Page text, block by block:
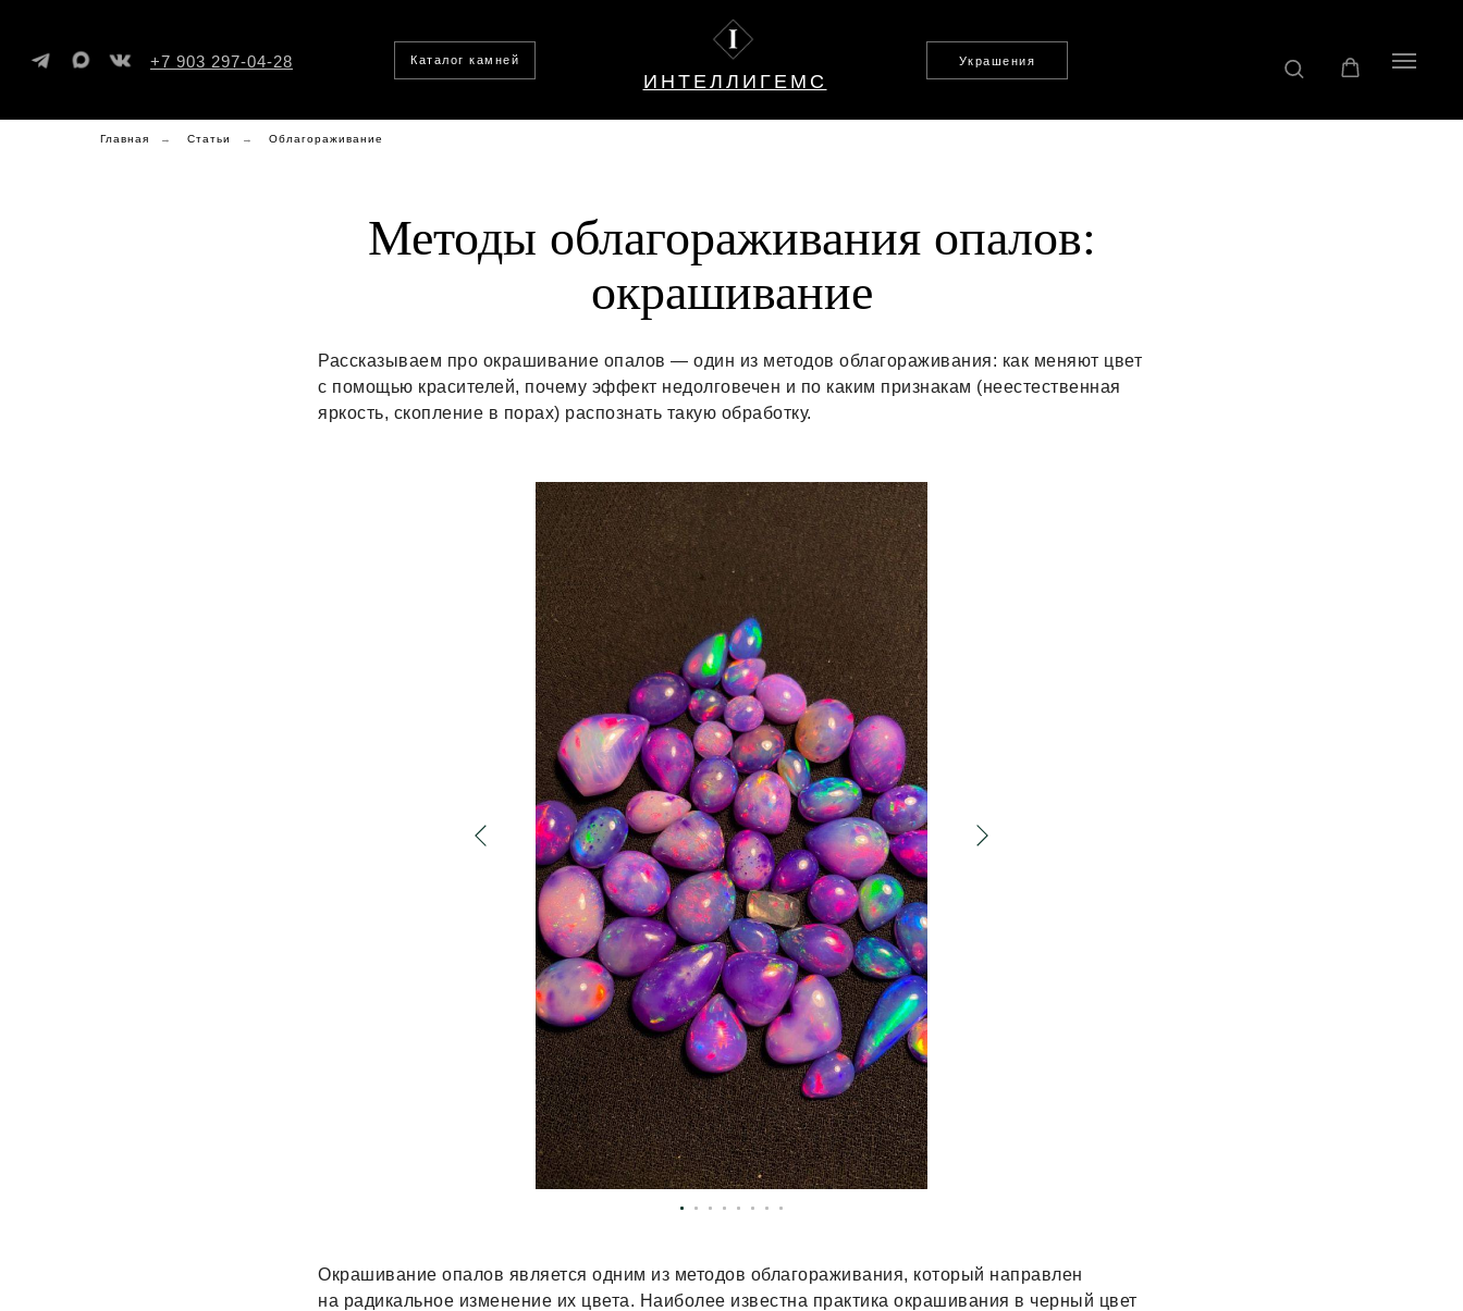
ИНТЕЛЛИГЕМС
Украшения
Каталог камней
+7 903 297-04-28
Главная → Статьи → Облагораживание
Методы облагораживания опалов:
окрашивание
Рассказываем про окрашивание опалов — один из методов облагораживания: как меняют цвет
с помощью красителей, почему эффект недолговечен и по каким признакам (неестественная
яркость, скопление в порах) распознать такую обработку.
Окрашивание опалов является одним из методов облагораживания, который направлен
на радикальное изменение их цвета. Наиболее известна практика окрашивания в черный цвет